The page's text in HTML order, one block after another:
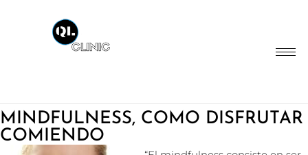
MINDFULNESS, COMO DISFRUTAR
COMIENDO